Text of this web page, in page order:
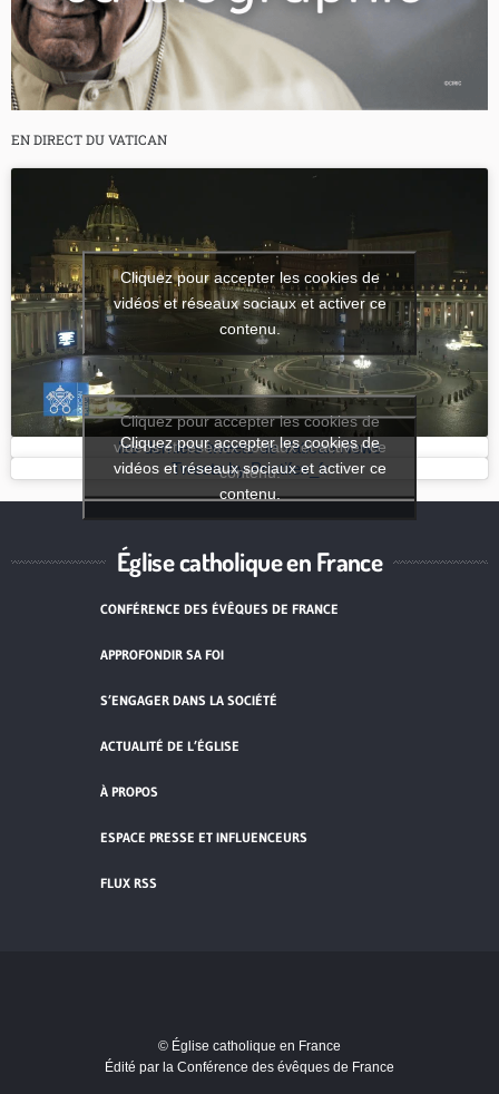
EN DIRECT DU VATICAN
Cliquez pour accepter les cookies de
vidéos et réseaux sociaux et activer ce
contenu.
les derniers tweets de Vatican News
Cliquez pour accepter les cookies de
vidéos et réseaux sociaux et activer ce
contenu.
Tweets by Pontifex_fr
Cliquez pour accepter les cookies de
vidéos et réseaux sociaux et activer ce
contenu.
Église catholique en France
CONFÉRENCE DES ÉVÊQUES DE FRANCE
APPROFONDIR SA FOI
S’ENGAGER DANS LA SOCIÉTÉ
ACTUALITÉ DE L’ÉGLISE
À PROPOS
ESPACE PRESSE ET INFLUENCEURS
FLUX RSS
contenu.
© Église catholique en France
Édité par la Conférence des évêques de France